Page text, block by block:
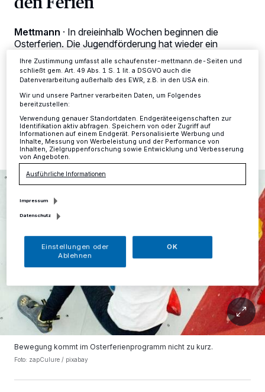
Mettmann · In dreieinhalb Wochen beginnen die
Osterferien. Die Jugendförderung hat wieder ein
buntes, abwechslungsreiches Osterferienprogramm für
Kinder und Jugendliche zusammengestellt.
29.02.2024 , 12:09 Uhr Eine Minute Lesezeit
Bewegung kommt im Osterferienprogramm nicht zu kurz.
Foto: zapCulure / pixabay
dieses Menü jederzeit wieder aufrufen, um Ihre Einstellungen zu
Einstellungen oder Ablehnen am unteren Rand der Webseite klicken.
Ihre Einstellungen gelten innerhalb unseres Website. Weitere
Informationen finden Sie in unserer Datenschutzerklärung.
Ihre Zustimmung umfasst alle schaufenster-mettmann.de-Seiten und
schließt gem. Art. 49 Abs. 1 S. 1 lit. a DSGVO auch die
Datenverarbeitung außerhalb des EWR, z.B. in den USA ein.
Wir und unsere Partner verarbeiten Daten, um Folgendes
bereitzustellen:
Verwendung genauer Standortdaten. Endgeräteeigenschaften zur
Identifikation aktiv abfragen. Speichern von oder Zugriff auf
Informationen auf einem Endgerät. Personalisierte Werbung und
Inhalte, Messung von Werbeleistung und der Performance von
Inhalten, Zielgruppenforschung sowie Entwicklung und Verbesserung
von Angeboten.
Ausführliche Informationen
Impressum
Datenschutz
Einstellungen oder
Ablehnen
OK